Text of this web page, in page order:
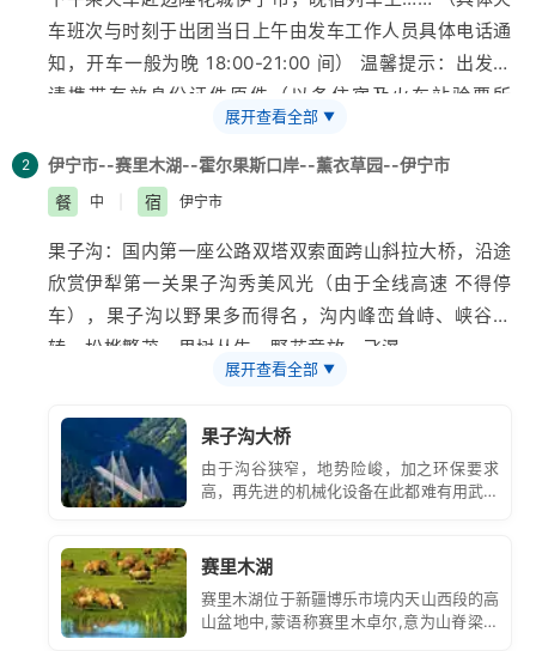
车班次与时刻于出团当日上午由发车工作人员具体电话通
知，开车一般为晚 18:00-21:00 间） 温馨提示：出发前
请携带有效身份证件原件（以备住宿及火车站验票所
需）；请保持手机开机状态，以便
得联系；因不可抗力因素（如火车晚点）造成的参观景点
时间压缩，旅行社不承担相 应连带责任，敬请谅解。
疆与内地有两个小时的时差，作息时间相应推后 2 小
时。
展开查看全部 ▼
2
伊宁市--赛里木湖--霍尔果斯口岸--薰衣草园--伊宁市
餐
中 宿 伊宁市
果子沟 ：国内第一座公路双塔双索面跨山斜拉大桥，沿途
欣赏伊犁第一关果子沟秀美风光（由于全线高速 不得停
车），果子沟以野果多而得名，沟内峰峦耸峙、峡谷回
转、松桦繁茂、果树丛生、野花竞放、飞瀑
涌泉、风光秀丽，被清人祁韵士称为奇绝仙境。
湖：这里是新疆海拔最高、面积最大、风光秀丽的高山湖
泊，又是大西洋暖湿气流最后眷顾的地方， 因此有大西
洋最后一滴眼泪的说法。湖滨绿草如茵，鲜花繁茂，湖水
清澈湛蓝，远岸雪峰分立，林海叠 峰，湖边的草场，山
天山北麓伊犁河谷，与世界著名熏衣草原产地
斯的地理位置、气候条件和 土壤环境非常相似，土壤肥
力中等，耕层结构良好，适宜薰衣草生长，因而伊犁活成
展开查看全部 ▼
果子沟大桥
由于沟谷狭窄，地势险峻，加之环保要求
高，再先进的机械化设备在此都难有用武之
地互相交错，施工道路互相穿插，运材料、
运设备也都得靠现场指挥，否则就乱成一
团。
赛里木湖
赛里木湖位于新疆博乐市境内天山西段的高
山盆地中,蒙语称赛里木卓尔,意为山脊梁上